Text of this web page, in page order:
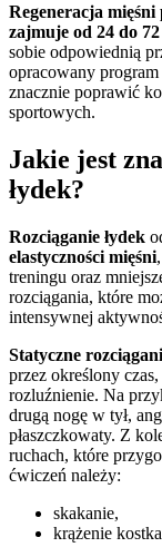
Regeneracja
zajmuje od 24 do
sobie odpowiednią
opracowany
znacznie poprawić
sportowych.
Jakie jest
łydek?
Rozciąganie łydek
elastyczności mięśni
treningu oraz
rozciągania, które
intensywnej
Statyczne
przez określony
rozluźnienie. Na
drugą nogę w tył,
płaszczkowaty. Z
ruchach, które
ćwiczeń należy:
skakanie,
krążenie